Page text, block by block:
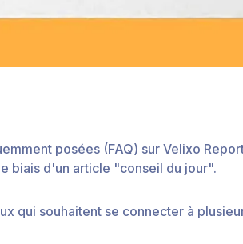
posées (FAQ) sur Velixo
biais d'un article "conseil du jour".
qui souhaitent se connecter à